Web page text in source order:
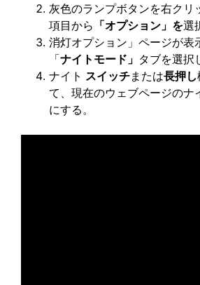
灰色のランプボタンを右クリ
項目から 「オプション」を選
消灯オプション」ページが表
「ナイトモード」 タブを選択
ナイト スイッチまたは長押し
て、現在のウェブページのナ
にする。